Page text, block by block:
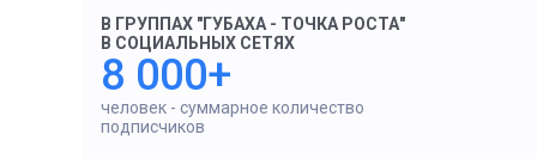
В ГРУППАХ "ГУБАХА - ТОЧКА РОСТА"
В СОЦИАЛЬНЫХ СЕТЯХ
8 000+
человек - суммарное количество
подписчиков